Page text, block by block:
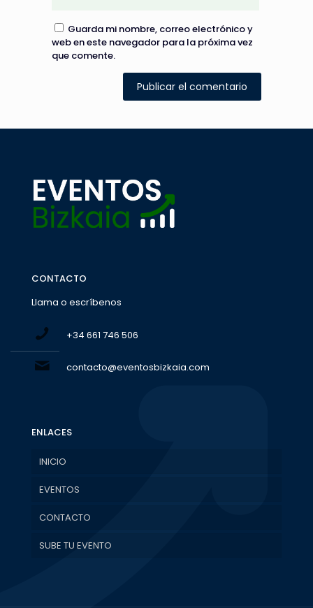
Guarda mi nombre, correo electrónico y
web en este navegador para la próxima vez
que comente.
CONTACTO
Llama o escríbenos
+34 661 746 506
contacto@eventosbizkaia.com
ENLACES
INICIO
EVENTOS
CONTACTO
SUBE TU EVENTO